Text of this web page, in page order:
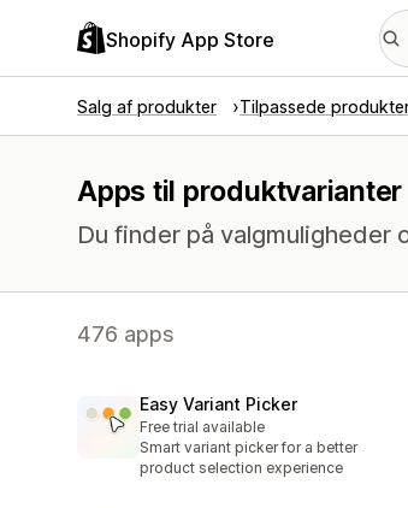
Shopify App Store
Salg af produkter Tilpassede
Apps til produktvarianter
Du finder på valgmuligheder
476 apps
Easy Variant Picker
Free trial available
Smart variant picker for a better
product selection experience